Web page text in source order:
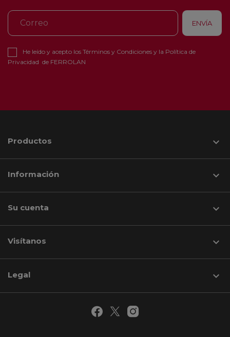
He leído y acepto los Términos y Condiciones y la Política de
Privacidad de FERROLAN
Productos 
Información 
Su cuenta 
Visítanos keyboard_arrow_down
Legal 